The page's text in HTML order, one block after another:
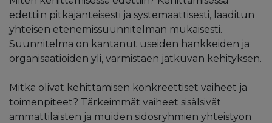
edettiin pitkäjänteisesti ja systemaattisesti, laaditun
yhteisen etenemissuunnitelman mukaisesti.
Suunnitelma on kantanut useiden hankkeiden ja
organisaatioiden yli, varmistaen jatkuvan kehityksen.
Mitkä olivat kehittämisen konkreettiset vaiheet ja
toimenpiteet? Tärkeimmät vaiheet sisälsivät
ammattilaisten ja muiden sidosryhmien yhteistyön